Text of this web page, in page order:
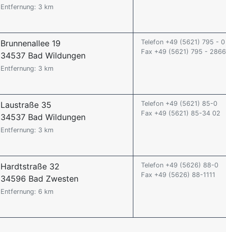
Entfernung: 3 km
Brunnenallee 19
34537 Bad Wildungen
Entfernung: 3 km
Telefon +49 (5621) 795 - 0
Fax +49 (5621) 795 - 2866
Laustraße 35
34537 Bad Wildungen
Entfernung: 3 km
Telefon +49 (5621) 85-0
Fax +49 (5621) 85-34 02
Hardtstraße 32
34596 Bad Zwesten
Entfernung: 6 km
Telefon +49 (5626) 88-0
Fax +49 (5626) 88-1111